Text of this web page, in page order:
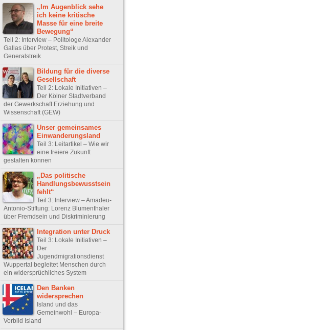
„Im Augenblick sehe
ich keine kritische
Masse für eine breite
Bewegung“
Teil 2: Interview – Politologe Alexander
Gallas über Protest, Streik und
Generalstreik
Bildung für die diverse
Gesellschaft
Teil 2: Lokale Initiativen –
Der Kölner Stadtverband
der Gewerkschaft Erziehung und
Wissenschaft (GEW)
Unser gemeinsames
Einwanderungsland
Teil 3: Leitartikel – Wie wir
eine freiere Zukunft
gestalten können
„Das politische
Handlungsbewusstsein
fehlt“
Teil 3: Interview – Amadeu-
Antonio-Stiftung: Lorenz Blumenthaler
über Fremdsein und Diskriminierung
Integration unter Druck
Teil 3: Lokale Initiativen –
Der
Jugendmigrationsdienst
Wuppertal begleitet Menschen durch
ein widersprüchliches System
Den Banken
widersprechen
Island und das
Gemeinwohl – Europa-
Vorbild Island